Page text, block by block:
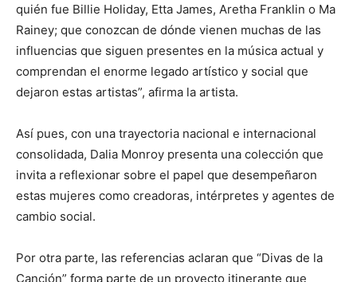
quién fue Billie Holiday, Etta James, Aretha Franklin o Ma
Rainey; que conozcan de dónde vienen muchas de las
influencias que siguen presentes en la música actual y
comprendan el enorme legado artístico y social que
dejaron estas artistas”, afirma la artista.
Así pues, con una trayectoria nacional e internacional
consolidada, Dalia Monroy presenta una colección que
invita a reflexionar sobre el papel que desempeñaron
estas mujeres como creadoras, intérpretes y agentes de
cambio social.
Por otra parte, las referencias aclaran que “Divas de la
Canción” forma parte de un proyecto itinerante que